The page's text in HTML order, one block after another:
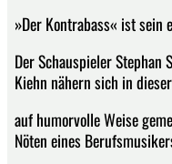
»Der Kontrabass« ist sein
Der Schauspieler
Kiehn nähern sich in
auf humorvolle Weise
Nöten eines